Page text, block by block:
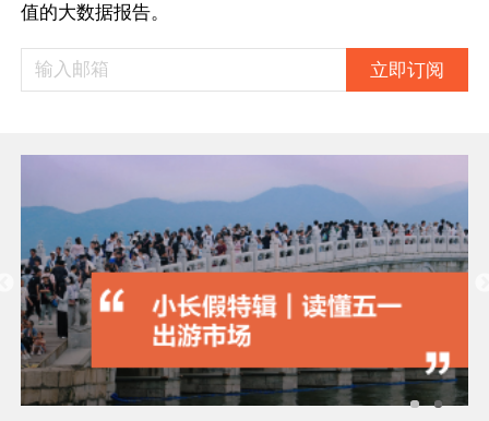
值的大数据报告。
立即订阅